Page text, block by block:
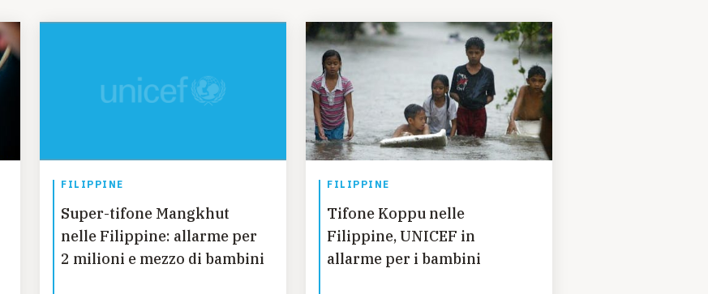
FILIPPINE
Super-tifone Mangkhut
nelle Filippine: allarme per
2 milioni e mezzo di bambini
FILIPPINE
Tifone Koppu nelle
Filippine, UNICEF in
allarme per i bambini